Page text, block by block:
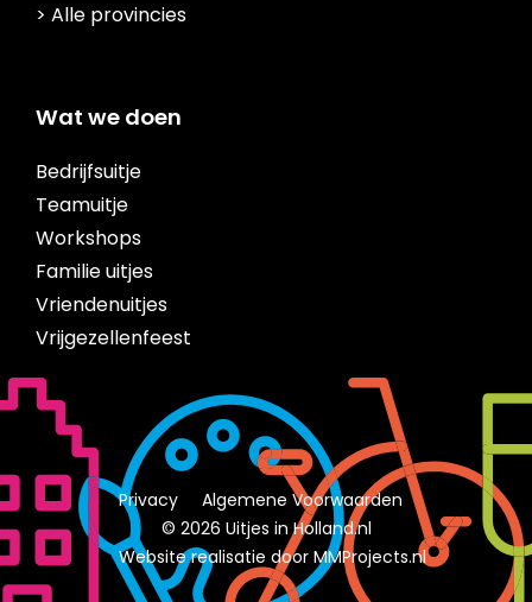
> Alle provincies
Wat we doen
Bedrijfsuitje
Teamuitje
Workshops
Familie uitjes
Vriendenuitjes
Vrijgezellenfeest
Privacy
Algemene Voorwaarden
© 2026 Uitjes in Holland.nl
Website realisatie door MMProjects.nl